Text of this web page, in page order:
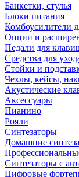
Банкетки, стулья
Блоки питания
Комбоусилители
Опции и
Педали для
Средства для
Стойки и
Чехлы, кейсы,
Акустические
Аксессуары
Пианино
Рояли
Синтезаторы
Домашние
Синтезаторы с
Цифровые